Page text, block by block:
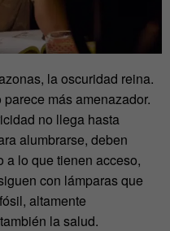
la oscuridad reina.
más amenazador.
no llega hasta
alumbrarse, deben
a lo que tienen acceso,
con lámparas que
altamente
la salud.